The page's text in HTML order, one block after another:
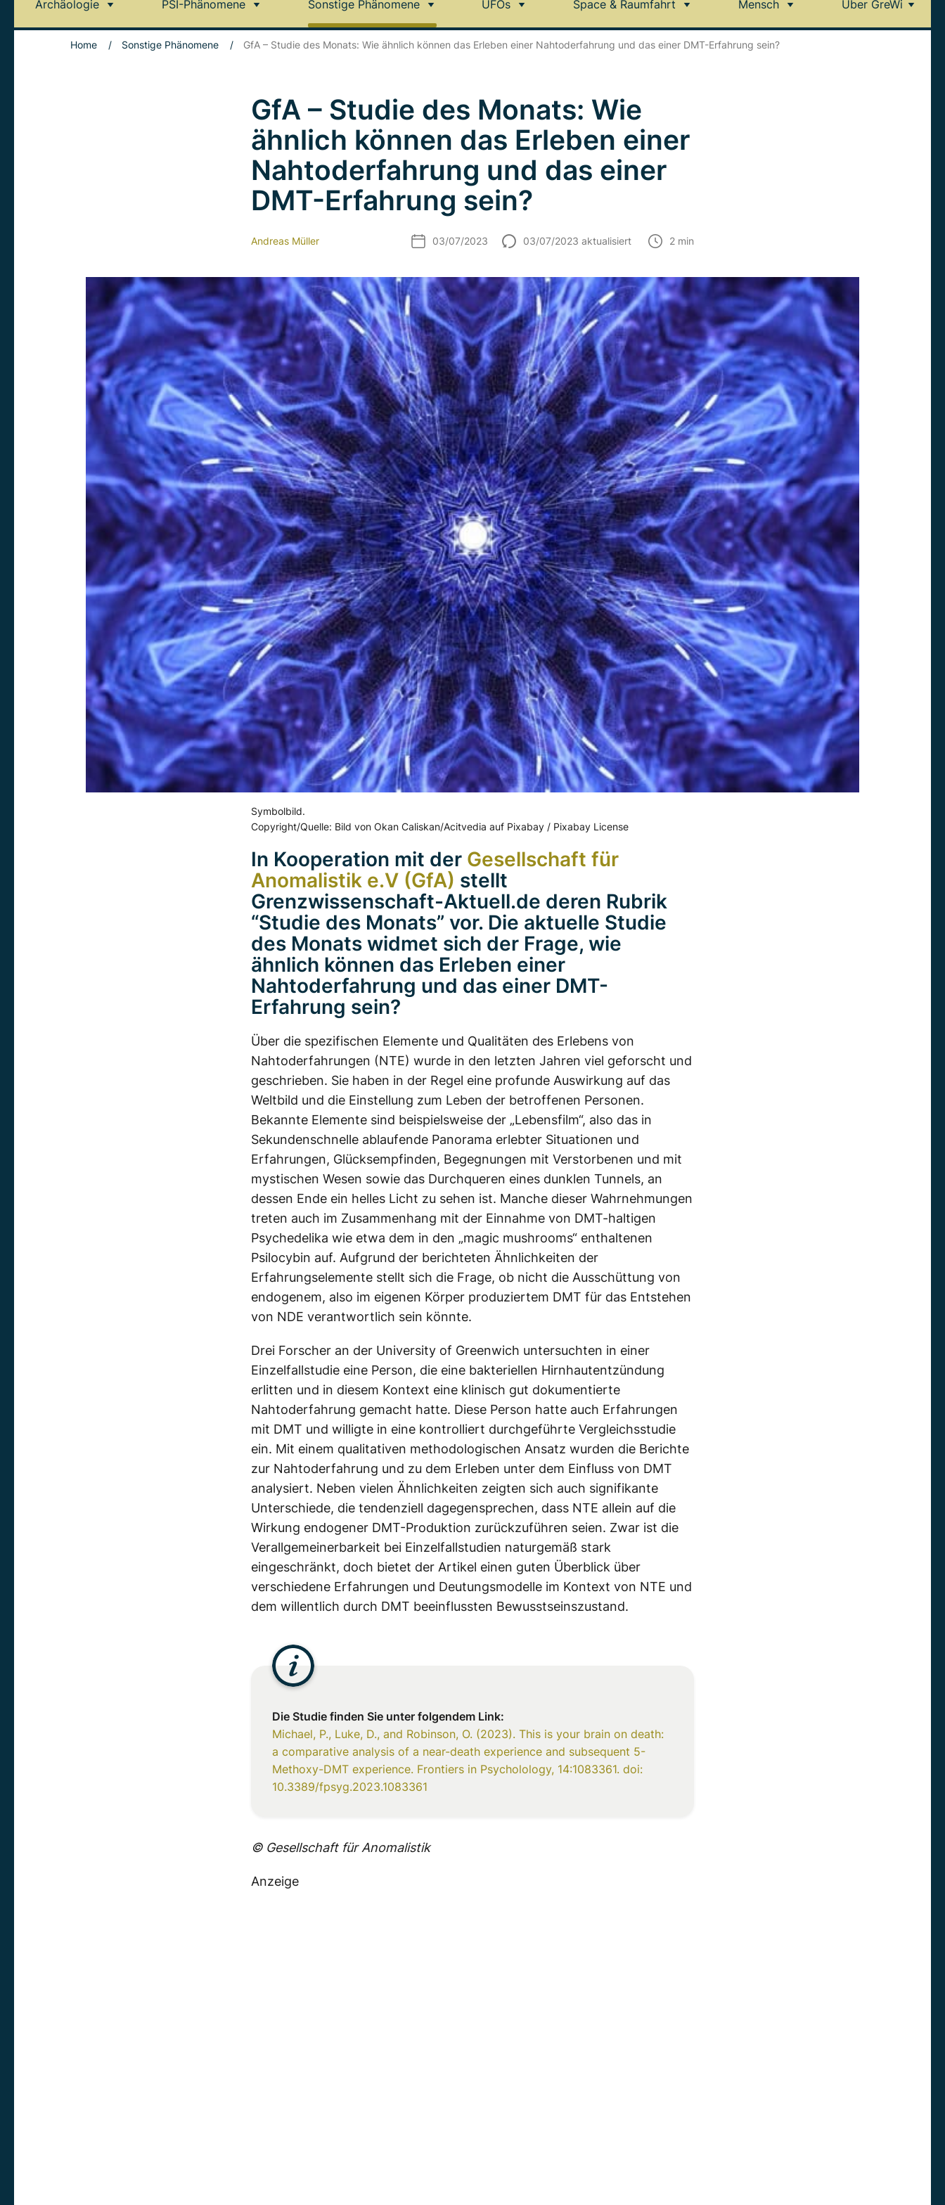
Archäologie PSI-Phänomene Sonstige Phänomene UFOs Space & Raumfahrt Mensch Über GreWi
Home / Sonstige Phänomene / GfA – Studie des Monats: Wie ähnlich können das Erleben einer Nahtoderfahrung und das einer DMT-Erfahrung sein?
GfA – Studie des Monats: Wie
ähnlich können das Erleben einer
Nahtoderfahrung und das einer
DMT-Erfahrung sein?
Andreas Müller 03/07/2023 03/07/2023 aktualisiert 2 min
Symbolbild.
Copyright/Quelle: Bild von Okan Caliskan/Acitvedia auf Pixabay / Pixabay License
In Kooperation mit der Gesellschaft für
Anomalistik e.V (GfA) stellt
Grenzwissenschaft-Aktuell.de deren Rubrik
“Studie des Monats” vor. Die aktuelle Studie
des Monats widmet sich der Frage, wie
ähnlich können das Erleben einer
Nahtoderfahrung und das einer DMT-
Erfahrung sein?
Über die spezifischen Elemente und Qualitäten des Erlebens von
Nahtoderfahrungen (NTE) wurde in den letzten Jahren viel geforscht und
geschrieben. Sie haben in der Regel eine profunde Auswirkung auf das
Weltbild und die Einstellung zum Leben der betroffenen Personen.
Bekannte Elemente sind beispielsweise der „Lebensfilm“, also das in
Sekundenschnelle ablaufende Panorama erlebter Situationen und
Erfahrungen, Glücksempfinden, Begegnungen mit Verstorbenen und mit
mystischen Wesen sowie das Durchqueren eines dunklen Tunnels, an
dessen Ende ein helles Licht zu sehen ist. Manche dieser Wahrnehmungen
treten auch im Zusammenhang mit der Einnahme von DMT-haltigen
Psychedelika wie etwa dem in den „magic mushrooms“ enthaltenen
Psilocybin auf. Aufgrund der berichteten Ähnlichkeiten der
Erfahrungselemente stellt sich die Frage, ob nicht die Ausschüttung von
endogenem, also im eigenen Körper produziertem DMT für das Entstehen
von NDE verantwortlich sein könnte.
Drei Forscher an der University of Greenwich untersuchten in einer
Einzelfallstudie eine Person, die eine bakteriellen Hirnhautentzündung
erlitten und in diesem Kontext eine klinisch gut dokumentierte
Nahtoderfahrung gemacht hatte. Diese Person hatte auch Erfahrungen
mit DMT und willigte in eine kontrolliert durchgeführte Vergleichsstudie
ein. Mit einem qualitativen methodologischen Ansatz wurden die Berichte
zur Nahtoderfahrung und zu dem Erleben unter dem Einfluss von DMT
analysiert. Neben vielen Ähnlichkeiten zeigten sich auch signifikante
Unterschiede, die tendenziell dagegensprechen, dass NTE allein auf die
Wirkung endogener DMT-Produktion zurückzuführen seien. Zwar ist die
Verallgemeinerbarkeit bei Einzelfallstudien naturgemäß stark
eingeschränkt, doch bietet der Artikel einen guten Überblick über
verschiedene Erfahrungen und Deutungsmodelle im Kontext von NTE und
dem willentlich durch DMT beeinflussten Bewusstseinszustand.
Die Studie finden Sie unter folgendem Link:
Michael, P., Luke, D., and Robinson, O. (2023). This is your brain on death:
a comparative analysis of a near-death experience and subsequent 5-
Methoxy-DMT experience. Frontiers in Psycholology, 14:1083361. doi:
10.3389/fpsyg.2023.1083361
© Gesellschaft für Anomalistik
Anzeige